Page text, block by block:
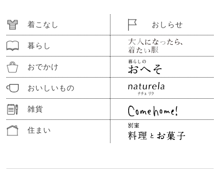
着こなし
暮らし
おでかけ
おいしいもの
雑貨
住まい
おしらせ